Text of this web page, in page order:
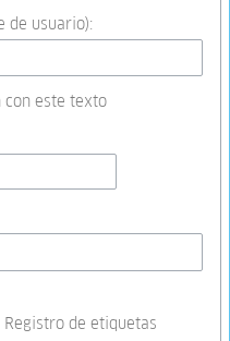
de usuario):
con este texto
Registro de etiquetas